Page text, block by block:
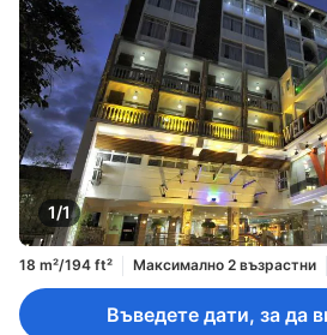
1/1
18 m²/194 ft² Максимално 2 възрастни
Въведете дати, за да